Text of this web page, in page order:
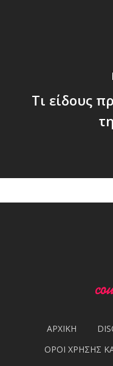
Τι είδους
ΑΡΧΙΚΗ
ΟΡΟΙ ΧΡΗΣΗΣ